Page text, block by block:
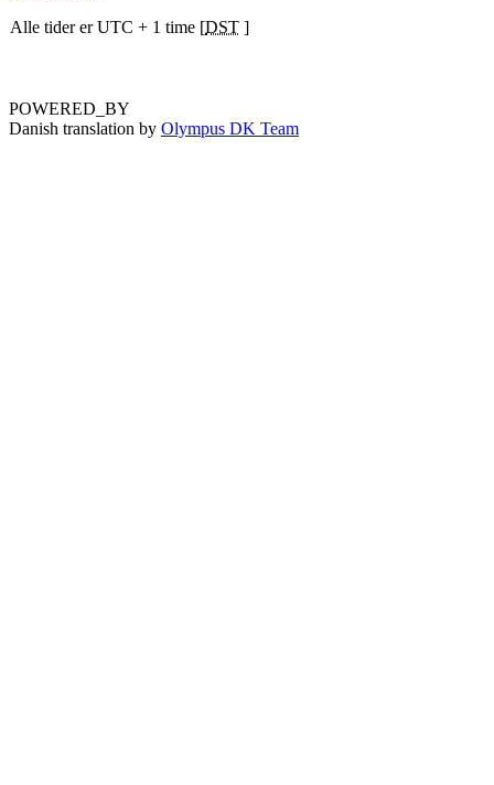
Alle tider er UTC + 1 time [DST ]
POWERED_BY
Danish translation by Olympus DK Team